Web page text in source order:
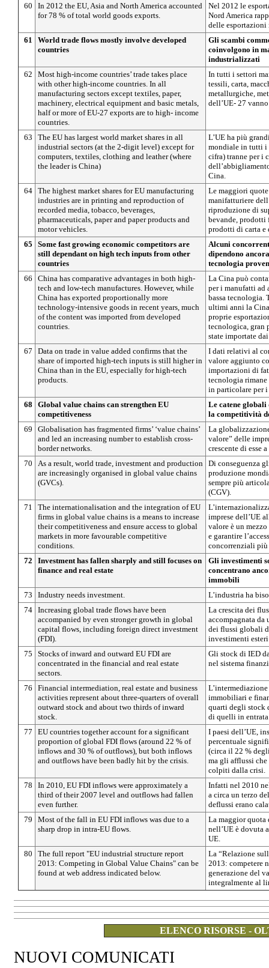
60
In 2012 the EU, Asia and North America accounted
for 78 % of total world goods exports.
Nel 2012 le
Nord America
delle
61
World trade flows mostly involve developed
countries
Gli scambi
coinvolgono in
industrializzati
62
Most high-income countries’ trade takes place
with other high-income countries. In all
manufacturing sectors except textiles, paper,
machinery, electrical equipment and basic metals,
half or more of EU-27 exports are to high- income
countries.
In tutti i settori
tessili, carta,
metallurgiche,
dell’UE- 27
63
The EU has largest world market shares in all
industrial sectors (at the 2-digit level) except for
computers, textiles, clothing and leather (where
the leader is China)
L’UE ha più
mondiale in tutti
cifra) tranne per i
Cina.
64 The highest market shares for EU manufacturing
industries are in printing and reproduction of
recorded media, tobacco, beverages,
pharmaceuticals, paper and paper products and
motor vehicles.
Le maggiori
manifatturiere
riproduzione di
bevande, prodotti
prodotti di carta e
65
Some fast growing economic competitors are
still dependant on high tech inputs from other
countries
Alcuni
dipendono
tecnologia
66
China has comparative advantages in both high-
tech and low-tech manufactures. However, while
China has exported proportionally more
technology-intensive goods in recent years, much
of the content was imported from developed
countries.
La Cina può
per i manufatti ad
bassa tecnologia.
ultimi anni la
proprie
tecnologica, gran
state importate
67
Data on trade in value added confirms that the
share of imported high-tech inputs is still higher in
China than in the EU, especially for high-tech
products.
I dati relativi al
valore aggiunto
importazioni di
tecnologia
in particolare per
68
Global value chains can strengthen EU
competitiveness
Le catene
la competitività
69
Globalisation has fragmented firms’ ‘value chains’
and led an increasing number to establish cross-
border networks.
La
valore” delle
crescente di esse
70
As a result, world trade, investment and production
are increasingly organised in global value chains
(GVCs).
Di conseguenza
produzione
sempre più
(CGV).
71
The internationalisation and the integration of EU
firms in global value chains is a means to increase
their competitiveness and ensure access to global
markets in more favourable competitive
conditions.
imprese dell’UE
valore è un
e garantire
concorrenziali
72
Investment has fallen sharply and still focuses on
finance and real estate
Gli investimenti
concentrano
immobili
73
Industry needs investment.
L’industria ha
74 Increasing global trade flows have been
accompanied by even stronger growth in global
capital flows, including foreign direct investment
(FDI).
La crescita dei
accompagnata da
dei flussi globali
investimenti
75
Stocks of inward and outward EU FDI are
concentrated in the financial and real estate
sectors.
Gli stock di IED
nel sistema
76
Financial intermediation, real estate and business
activities represent about three-quarters of overall
outward stock and about two thirds of inward
stock.
immobiliari e
quarti degli stock
di quelli in
77
EU countries together account for a significant
proportion of global FDI flows (around 22 % of
inflows and 30 % of outflows), but both inflows
and outflows have been badly hit by the crisis.
I paesi dell’UE,
percentuale
(circa il 22 %
ma gli afflussi
colpiti dalla crisi.
78
In 2010, EU FDI inflows were approximately a
third of their 2007 level and outflows had fallen
even further.
Infatti nel 2010
a circa un terzo
deflussi erano
79
Most of the fall in EU FDI inflows was due to a
sharp drop in intra-EU flows.
La maggior
nell’UE è dovuta
UE.
80
The full report "EU industrial structure report
2013: Competing in Global Value Chains" can be
found at web address indicated below.
La “Relazione
2013: competere
generazione del
integralmente al
ELENCO RISORSE -
NUOVI COMUNICATI